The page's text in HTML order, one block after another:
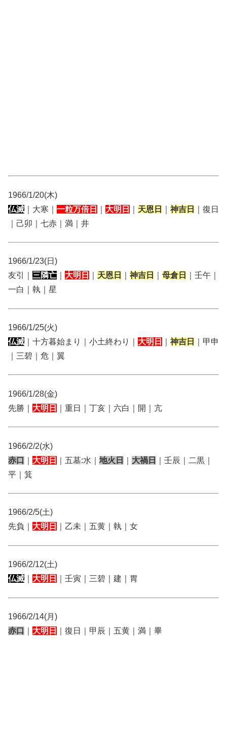
1966/1/20(木)
仏滅 ｜大寒｜ 一粒万倍日 大明日 天恩日 神吉日
｜復日
｜己卯｜七赤｜満｜井
1966/1/23(日)
友引｜ 三隣亡 大明日 天恩日 神吉日 母倉日
｜壬午｜
一白｜執｜星
1966/1/25(火)
仏滅 ｜十方暮始まり｜小土終わり｜ 大明日 神吉日
｜甲申
｜三碧｜危｜翼
1966/1/28(金)
先勝｜ 大明日 ｜重日｜丁亥｜六白｜開｜亢
1966/2/2(水)
赤口
大明日 ｜五墓:水｜ 地火日 大禍日
｜壬辰｜二黒｜
平｜箕
1966/2/5(土)
先負｜ 大明日 ｜乙未｜五黄｜執｜女
1966/2/12(土)
仏滅
大明日 ｜壬寅｜三碧｜建｜胃
1966/2/14(月)
赤口
大明日 ｜復日｜甲辰｜五黄｜満｜畢